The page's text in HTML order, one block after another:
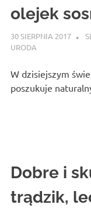
olejek
30 SIERPNIA 2017
URODA
W dzisiejszym
poszukuje
Dobre i
trądzik,